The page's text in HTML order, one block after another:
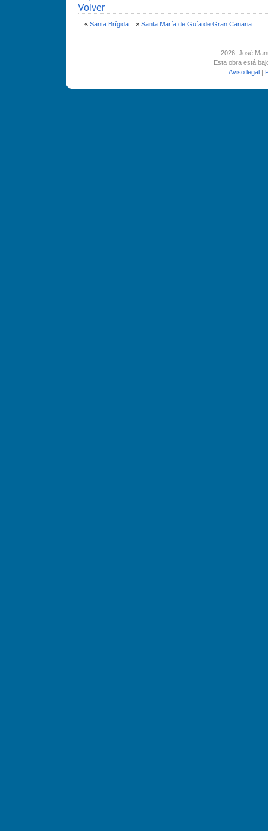
Volver
« Santa Brí­gida» Santa Marí­a de Guí­a de Gran Canaria
2026, José
Esta obra está
Aviso legal |